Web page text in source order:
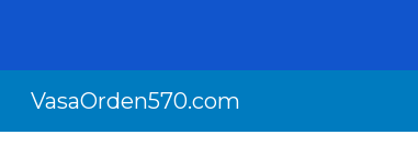
VasaOrden570.com